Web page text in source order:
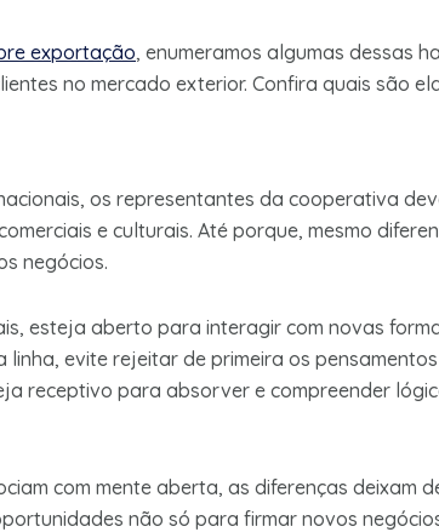
exportação, enumeramos algumas dessas
no mercado exterior. Confira quais são
os representantes da cooperativa
e culturais. Até porque, mesmo
negócios.
esteja aberto para interagir com novas
linha, evite rejeitar de primeira os pensamentos
receptivo para absorver e compreender
com mente aberta, as diferenças deixam
não só para firmar novos